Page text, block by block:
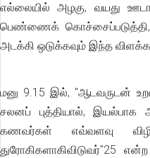
எல்லையில் அழகு, வயது
பெண்ணைக்
அடக்கி ஒடுக்கவும் இந்த
மனு 9.15 இல், ''ஆடவருடன்
சலனப் புத்தியால்,
கணவர்கள் எவ்வளவு
துரோகிகளாகிவிடுவர்"25